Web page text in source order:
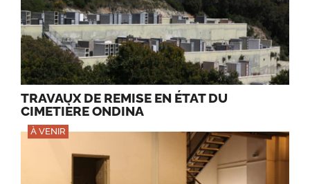
TRAVAUX DE REMISE EN ÉTAT DU
CIMETIÈRE ONDINA
À VENIR